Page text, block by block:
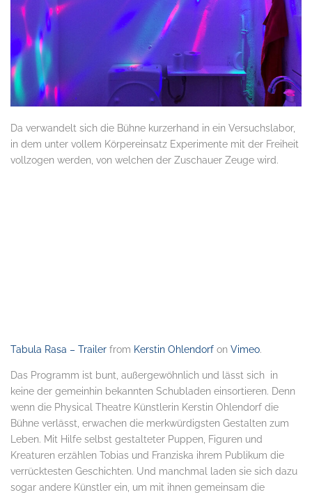
Da verwandelt sich die Bühne kurzerhand in ein Versuchslabor,
in dem unter vollem Körpereinsatz Experimente mit der Freiheit
vollzogen werden, von welchen der Zuschauer Zeuge wird.
Tabula Rasa – Trailer from Kerstin Ohlendorf on Vimeo.
Das Programm ist bunt, außergewöhnlich und lässt sich in
keine der gemeinhin bekannten Schubladen einsortieren. Denn
wenn die Physical Theatre Künstlerin Kerstin Ohlendorf die
Bühne verlässt, erwachen die merkwürdigsten Gestalten zum
Leben. Mit Hilfe selbst gestalteter Puppen, Figuren und
Kreaturen erzählen Tobias und Franziska ihrem Publikum die
verrücktesten Geschichten. Und manchmal laden sie sich dazu
sogar andere Künstler ein, um mit ihnen gemeinsam die